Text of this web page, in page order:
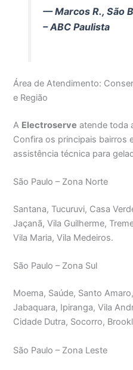
— Marcos R., São
– ABC Paulista
Área de Atendimento:
e Região
A Electroserve atende toda
Confira os principais bairros
assistência técnica para
São Paulo – Zona Norte
Santana, Tucuruvi, Casa
Jaçanã, Vila Guilherme,
Vila Maria, Vila Medeiros.
São Paulo – Zona Sul
Moema, Saúde, Santo
Jabaquara, Ipiranga, Vila
Cidade Dutra, Socorro,
São Paulo – Zona Leste